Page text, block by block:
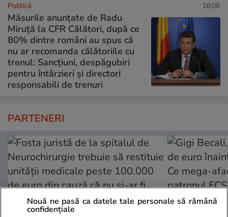
Politică 16:06
Măsurile anunțate de Radu
Miruță la CFR Călători, după ce
80% dintre români au spus că
nu ar recomanda călătoriile cu
trenul: Sancțiuni, despăgubiri
pentru întârzieri și directori
responsabili de trenuri
PARTENERI
Nouă ne pasă ca datele tale personale să rămână
confidențiale